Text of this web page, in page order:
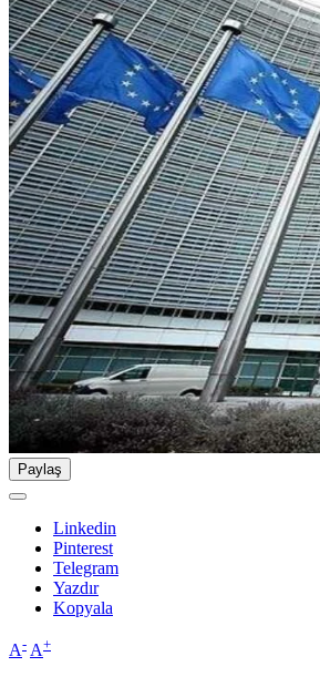
Paylaş
Linkedin
Pinterest
Telegram
Yazdır
Kopyala
A- A+